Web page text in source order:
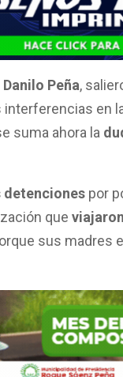
Peña,
interferencias en
suma ahora la
detenciones por
que
sus madres